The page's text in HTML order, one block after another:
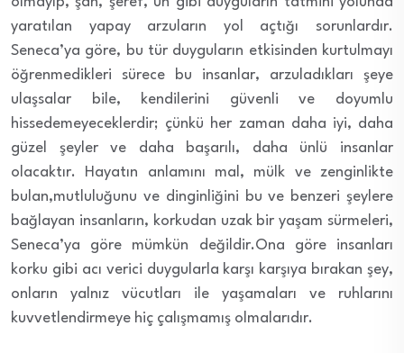
yaratılan yapay arzuların yol açtığı sorunlardır.
Seneca’ya göre, bu tür duyguların etkisinden kurtulmayı
öğrenmedikleri sürece bu insanlar, arzuladıkları şeye
ulaşsalar bile, kendilerini güvenli ve doyumlu
hissedemeyeceklerdir; çünkü her zaman daha iyi, daha
güzel şeyler ve daha başarılı, daha ünlü insanlar
olacaktır. Hayatın anlamını mal, mülk ve zenginlikte
bulan,mutluluğunu ve dinginliğini bu ve benzeri şeylere
bağlayan insanların, korkudan uzak bir yaşam sürmeleri,
Seneca’ya göre mümkün değildir.Ona göre insanları
korku gibi acı verici duygularla karşı karşıya bırakan şey,
onların yalnız vücutları ile yaşamaları ve ruhlarını
kuvvetlendirmeye hiç çalışmamış olmalarıdır.